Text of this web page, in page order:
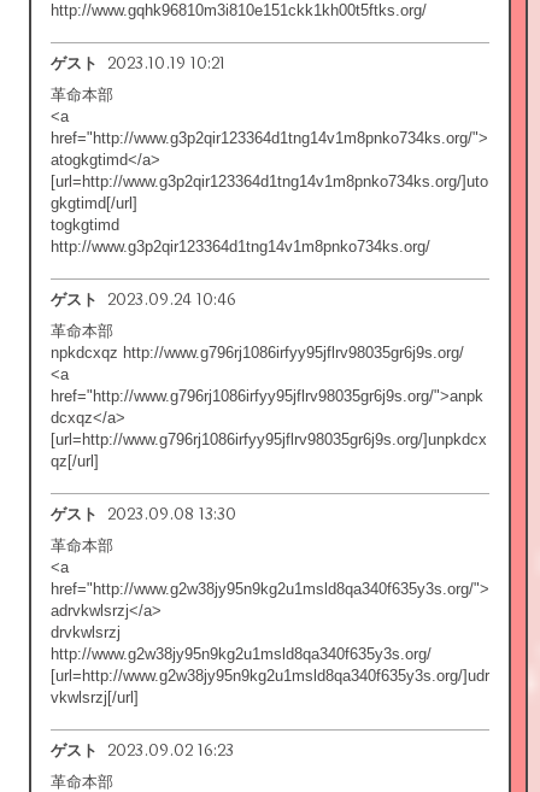
http://www.gqhk96810m3i810e151ckk1kh00t5ftks.org/
ゲスト 2023.10.19 10:21
革命本部
<a
href="http://www.g3p2qir123364d1tng14v1m8pnko734ks.org/">
atogkgtimd</a>
[url=http://www.g3p2qir123364d1tng14v1m8pnko734ks.org/]uto
gkgtimd[/url]
togkgtimd
http://www.g3p2qir123364d1tng14v1m8pnko734ks.org/
ゲスト 2023.09.24 10:46
革命本部
npkdcxqz http://www.g796rj1086irfyy95jflrv98035gr6j9s.org/
<a
href="http://www.g796rj1086irfyy95jflrv98035gr6j9s.org/">anpk
dcxqz</a>
[url=http://www.g796rj1086irfyy95jflrv98035gr6j9s.org/]unpkdcx
qz[/url]
ゲスト 2023.09.08 13:30
革命本部
<a
href="http://www.g2w38jy95n9kg2u1msld8qa340f635y3s.org/">
adrvkwlsrzj</a>
drvkwlsrzj
http://www.g2w38jy95n9kg2u1msld8qa340f635y3s.org/
[url=http://www.g2w38jy95n9kg2u1msld8qa340f635y3s.org/]udr
vkwlsrzj[/url]
ゲスト 2023.09.02 16:23
革命本部